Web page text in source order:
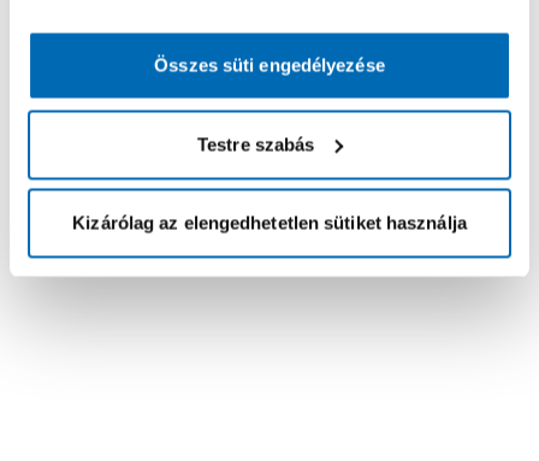
Összes süti engedélyezése
Testre szabás
Kizárólag az elengedhetetlen sütiket használja